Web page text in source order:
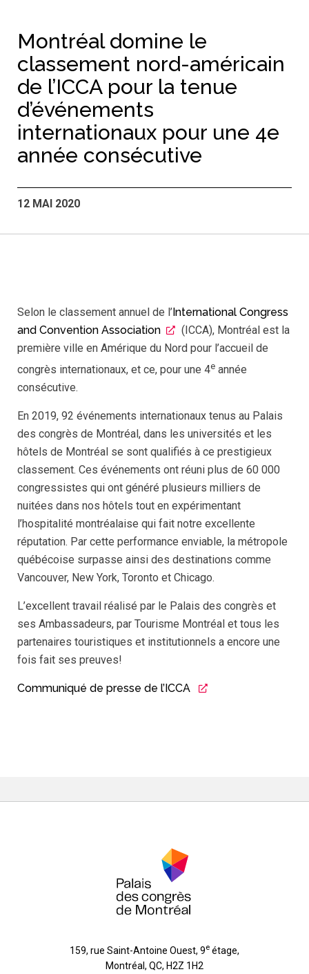
Montréal domine le
classement nord-américain
de l’ICCA pour la tenue
d’événements
internationaux pour une 4e
année consécutive
12 MAI 2020
Selon le classement annuel de l’International Congress
and Convention Association
(ICCA), Montréal est la
première ville en Amérique du Nord pour l’accueil de
congrès internationaux, et ce, pour une 4e année
consécutive.
En 2019, 92 événements internationaux tenus au Palais
des congrès de Montréal, dans les universités et les
hôtels de Montréal se sont qualifiés à ce prestigieux
classement. Ces événements ont réuni plus de 60 000
congressistes qui ont généré plusieurs milliers de
nuitées dans nos hôtels tout en expérimentant
l’hospitalité montréalaise qui fait notre excellente
réputation. Par cette performance enviable, la métropole
québécoise surpasse ainsi des destinations comme
Vancouver, New York, Toronto et Chicago.
L’excellent travail réalisé par le Palais des congrès et
ses Ambassadeurs, par Tourisme Montréal et tous les
partenaires touristiques et institutionnels a encore une
fois fait ses preuves!
Communiqué de presse de l’ICCA
159, rue Saint-Antoine Ouest, 9e étage,
Montréal , QC, H2Z 1H2